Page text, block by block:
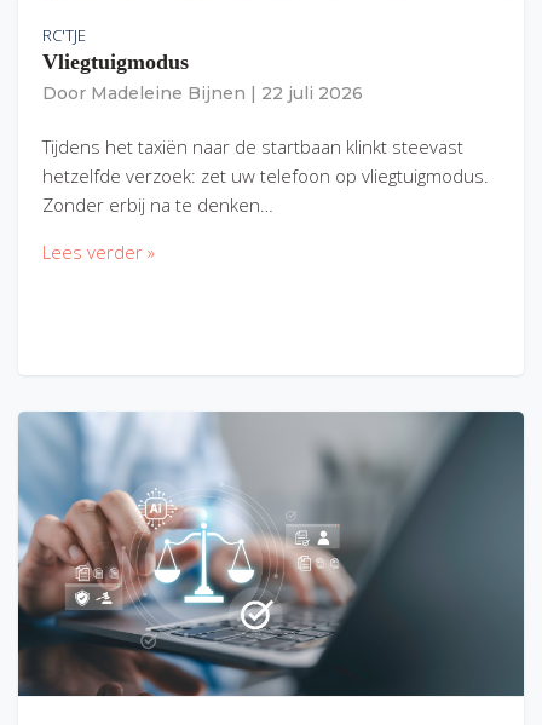
RC'TJE
Vliegtuigmodus
Door Madeleine Bijnen 22 juli 2026
Tijdens het taxiën naar de startbaan klinkt steevast
hetzelfde verzoek: zet uw telefoon op vliegtuigmodus.
Zonder erbij na te denken…
Lees verder »